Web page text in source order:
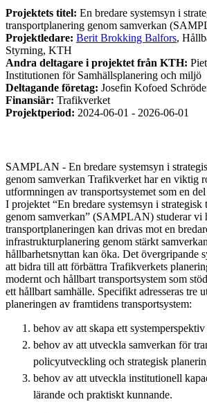
Projektets titel: En bredare systemsyn i
transportplanering genom samverkan
Projektledare: Berit Brokking Balfors,
Styrning, KTH
Andra deltagare i projektet från KTH:
Institutionen för Samhällsplanering och miljö
Deltagande företag: Josefin Kofoed
Finansiär: Trafikverket
Projektperiod: 2024-06-01 - 2026-06-01
SAMPLAN - En bredare systemsyn i
genom samverkan Trafikverket har en viktig
utformningen av transportsystemet som en
I projektet “En bredare systemsyn i strategisk
genom samverkan” (SAMPLAN) studerar vi
transportplaneringen kan drivas mot en
infrastrukturplanering genom stärkt
hållbarhetsnyttan kan öka. Det övergripande
att bidra till att förbättra Trafikverkets
modernt och hållbart transportsystem som
ett hållbart samhälle. Specifikt adresseras tre
planeringen av framtidens transportsystem:
behov av att skapa ett
behov av att utveckla samverkan för
policyutveckling och strategisk
behov av att utveckla institutionell
lärande och praktiskt kunnande.